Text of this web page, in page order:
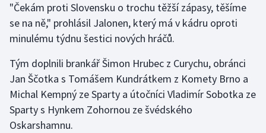
Lezení
Moderní pětiboj
Motorsport
"Čekám proti Slovensku o trochu těžší zápasy, těšíme
se na ně," prohlásil Jalonen, který má v kádru oproti
minulému týdnu šestici nových hráčů.
Tým doplnili brankář Šimon Hrubec z Curychu, obránci
Jan Ščotka s Tomášem Kundrátkem z Komety Brno a
Michal Kempný ze Sparty a útočníci Vladimír Sobotka ze
Sparty s Hynkem Zohornou ze švédského
Oskarshamnu.